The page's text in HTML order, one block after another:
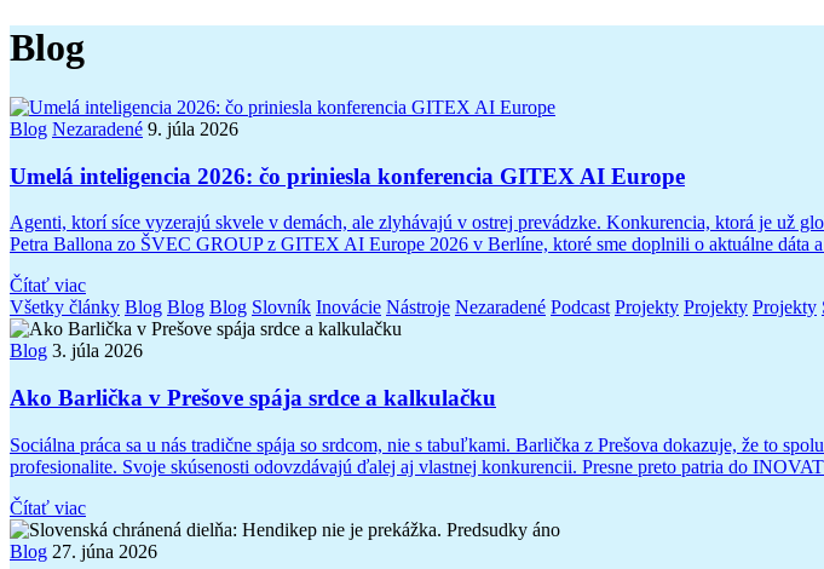
Blog
Blog Nezaradené 9. júla 2026
Umelá inteligencia 2026: čo priniesla konferencia GITEX AI Europe
Agenti, ktorí síce vyzerajú skvele v demách, ale zlyhávajú v ostrej prevádzke. Konkurencia, ktorá je už
Petra Ballona zo ŠVEC GROUP z GITEX AI Europe 2026 v Berlíne, ktoré sme doplnili o aktuálne dáta
Čítať viac
Všetky články Blog Blog Blog Slovník Inovácie Nástroje Nezaradené Podcast Projekty Projekty Projekty
Blog 3. júla 2026
Ako Barlička v Prešove spája srdce a kalkulačku
Sociálna práca sa u nás tradične spája so srdcom, nie s tabuľkami. Barlička z Prešova dokazuje, že to
profesionalite. Svoje skúsenosti odovzdávajú ďalej aj vlastnej konkurencii. Presne preto patria do
Čítať viac
Blog 27. júna 2026